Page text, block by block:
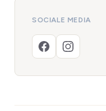
SOCIALE MEDIA